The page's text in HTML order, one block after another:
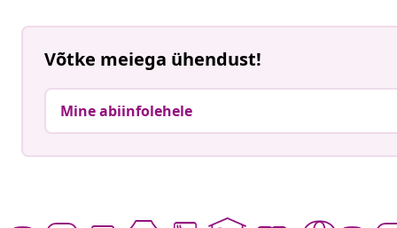
Võtke meiega ühendust!
Mine abiinfolehele